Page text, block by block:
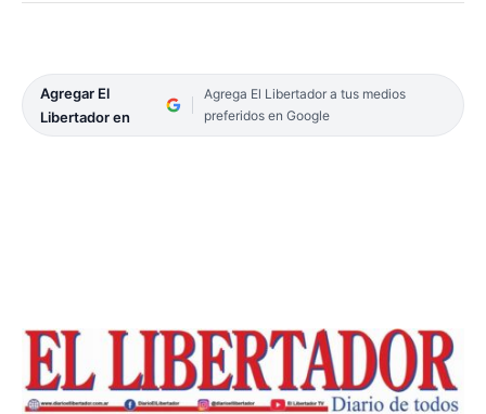
Agregar El
Libertador en
Agrega El Libertador a tus medios
preferidos en Google